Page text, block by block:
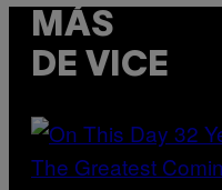
MÁS
DE VICE